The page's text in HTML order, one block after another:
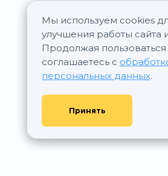
Мы используем cookies
улучшения работы сайта
Продолжая
соглашаетесь с
персональных данных.
Принять
Все новостройки